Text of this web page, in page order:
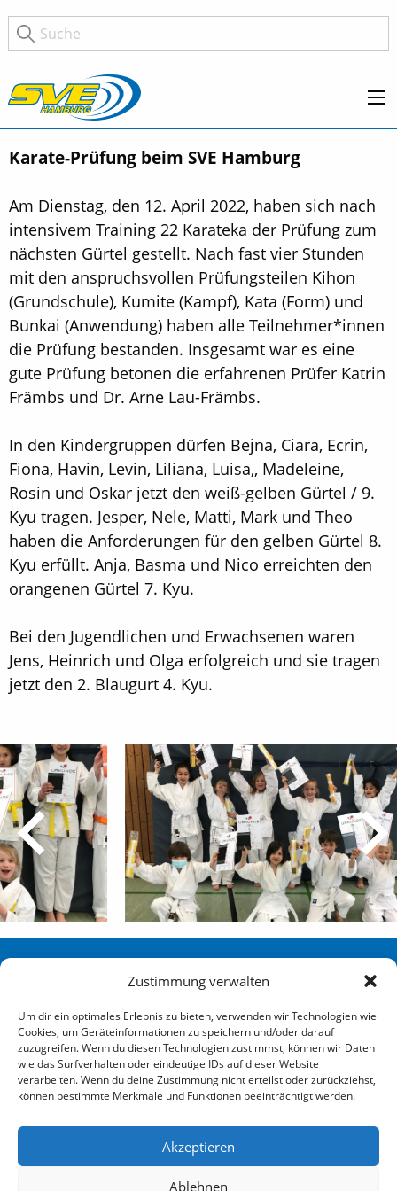
Zustimmung verwalten
Um dir ein optimales Erlebnis zu bieten, verwenden wir Technologien wie
Cookies, um Geräteinformationen zu speichern und/oder darauf
zuzugreifen. Wenn du diesen Technologien zustimmst, können wir Daten
wie das Surfverhalten oder eindeutige IDs auf dieser Website
verarbeiten. Wenn du deine Zustimmung nicht erteilst oder zurückziehst,
können bestimmte Merkmale und Funktionen beeinträchtigt werden.
Akzeptieren
Ablehnen
Karate-Prüfung beim SVE Hamburg
Am Dienstag, den 12. April 2022, haben sich nach
intensivem Training 22 Karateka der Prüfung zum
nächsten Gürtel gestellt. Nach fast vier Stunden
mit den anspruchsvollen Prüfungsteilen Kihon
(Grundschule), Kumite (Kampf), Kata (Form) und
Bunkai (Anwendung) haben alle Teilnehmer*innen
die Prüfung bestanden. Insgesamt war es eine
gute Prüfung betonen die erfahrenen Prüfer Katrin
Främbs und Dr. Arne Lau-Främbs.
In den Kindergruppen dürfen Bejna, Ciara, Ecrin,
Fiona, Havin, Levin, Liliana, Luisa,, Madeleine,
Rosin und Oskar jetzt den weiß-gelben Gürtel / 9.
Kyu tragen. Jesper, Nele, Matti, Mark und Theo
haben die Anforderungen für den gelben Gürtel 8.
Kyu erfüllt. Anja, Basma und Nico erreichten den
orangenen Gürtel 7. Kyu.
Bei den Jugendlichen und Erwachsenen waren
Jens, Heinrich und Olga erfolgreich und sie tragen
jetzt den 2. Blaugurt 4. Kyu.
Sportverein Eidelstedt Hamburg von 1880 e. V.
Redingskamp 25 22523 Hamburg
040 / 570 007-0
info@sve-hamburg.de